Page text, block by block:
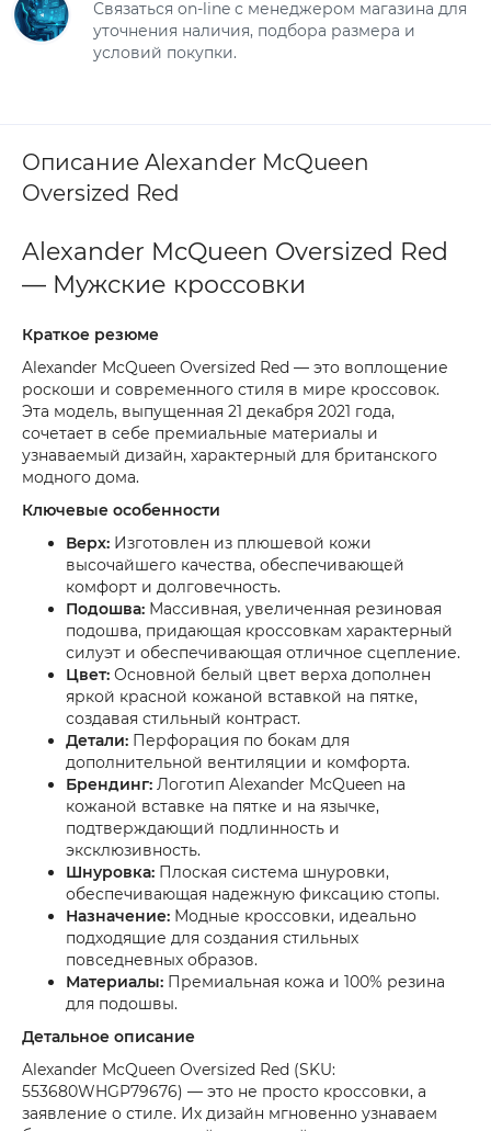
Связаться on-line с менеджером магазина для
уточнения наличия, подбора размера и
условий покупки.
Описание Alexander McQueen
Oversized Red
Alexander McQueen Oversized Red
— Мужские кроссовки
Краткое резюме
Alexander McQueen Oversized Red — это воплощение
роскоши и современного стиля в мире кроссовок.
Эта модель, выпущенная 21 декабря 2021 года,
сочетает в себе премиальные материалы и
узнаваемый дизайн, характерный для британского
модного дома.
Ключевые особенности
Верх: Изготовлен из плюшевой кожи
высочайшего качества, обеспечивающей
комфорт и долговечность.
Подошва: Массивная, увеличенная резиновая
подошва, придающая кроссовкам характерный
силуэт и обеспечивающая отличное сцепление.
Цвет: Основной белый цвет верха дополнен
яркой красной кожаной вставкой на пятке,
создавая стильный контраст.
Детали: Перфорация по бокам для
дополнительной вентиляции и комфорта.
Брендинг: Логотип Alexander McQueen на
кожаной вставке на пятке и на язычке,
подтверждающий подлинность и
эксклюзивность.
Шнуровка: Плоская система шнуровки,
обеспечивающая надежную фиксацию стопы.
Назначение: Модные кроссовки, идеально
подходящие для создания стильных
повседневных образов.
Материалы: Премиальная кожа и 100% резина
для подошвы.
Детальное описание
Alexander McQueen Oversized Red (SKU:
553680WHGP79676) — это не просто кроссовки, а
заявление о стиле. Их дизайн мгновенно узнаваем